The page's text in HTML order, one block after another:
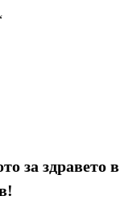
за здравето в